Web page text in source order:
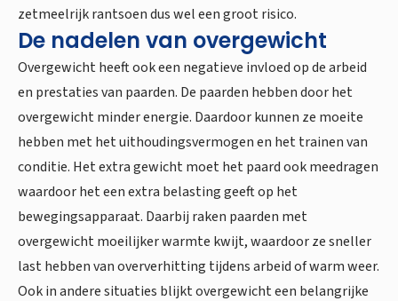
zetmeelrijk rantsoen dus wel een groot risico.
De nadelen van overgewicht
Overgewicht heeft ook een negatieve invloed op de arbeid
en prestaties van paarden. De paarden hebben door het
overgewicht minder energie. Daardoor kunnen ze moeite
hebben met het uithoudingsvermogen en het trainen van
conditie. Het extra gewicht moet het paard ook meedragen
waardoor het een extra belasting geeft op het
bewegingsapparaat. Daarbij raken paarden met
overgewicht moeilijker warmte kwijt, waardoor ze sneller
last hebben van oververhitting tijdens arbeid of warm weer.
Ook in andere situaties blijkt overgewicht een belangrijke